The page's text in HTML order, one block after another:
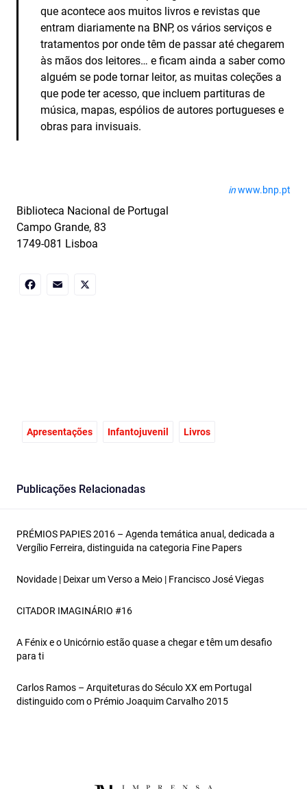
que acontece aos muitos livros e revistas que
entram diariamente na BNP, os vários serviços e
tratamentos por onde têm de passar até chegarem
às mãos dos leitores… e ficam ainda a saber como
alguém se pode tornar leitor, as muitas coleções a
que pode ter acesso, que incluem partituras de
música, mapas, espólios de autores portugueses e
obras para invisuais.
inwww.bnp.pt
Biblioteca Nacional de Portugal
Campo Grande, 83
1749-081 Lisboa
Apresentações Infantojuvenil Livros
Publicações Relacionadas
PRÉMIOS PAPIES 2016 – Agenda temática anual, dedicada a
Vergílio Ferreira, distinguida na categoria Fine Papers
Novidade | Deixar um Verso a Meio | Francisco José Viegas
CITADOR IMAGINÁRIO #16
A Fénix e o Unicórnio estão quase a chegar e têm um desafio
para ti
Carlos Ramos – Arquiteturas do Século XX em Portugal
distinguido com o Prémio Joaquim Carvalho 2015